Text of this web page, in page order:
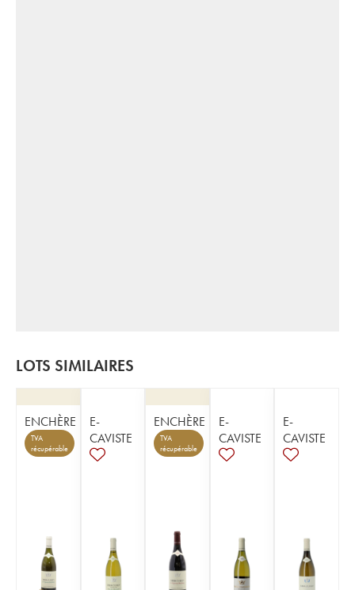
LOTS SIMILAIRES
ENCHÈRE
TVA
récupérable
E-
CAVISTE
ENCHÈRE
TVA
récupérable
E-
CAVISTE
E-
CAVISTE